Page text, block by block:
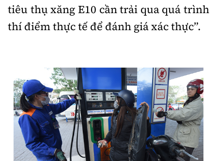
tiêu thụ xăng E10 cần trải qua quá trình
thí điểm thực tế để đánh giá xác thực”.